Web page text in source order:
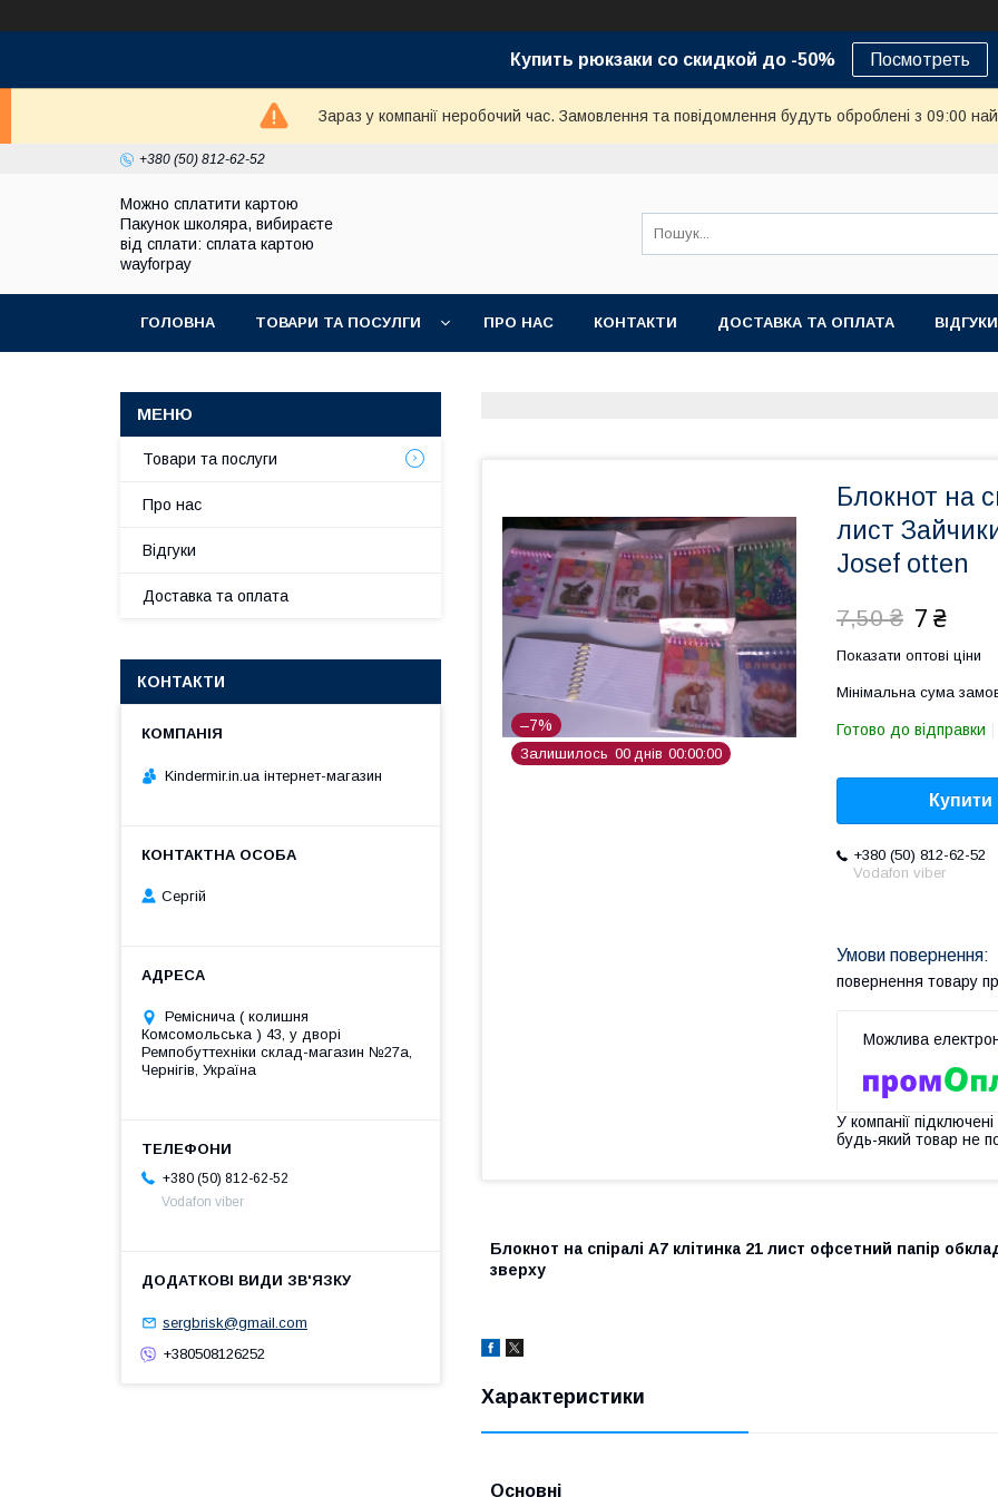
Купить рюкзаки со скидкой до -50% Посмотреть
Зараз у компанії неробочий час. Замовлення та повідомлення будуть оброблені з 09:00
+380 (50) 812-62-52
Можно сплатити картою
Пакунок школяра, вибираєте
від сплати: сплата картою
wayforpay
ГОЛОВНА ТОВАРИ ТА ПОСУЛГИ ПРО НАС КОНТАКТИ ДОСТАВКА ТА ОПЛАТА ВІДГУКИ
–7%
Залишилось 00 днів 00 00 00
Блокнот на
лист
Josef otten
7,50 ₴ 7 ₴
Показати оптові ціни
Мінімальна сума
Готово до відправки
Купити
+380 (50) 812-62-52
Vodafon viber
повернення товару
У компанії
будь-який товар не
Блокнот на спіралі А7 клітинка 21 лист офсетний папір
зверху
Характеристики
Основні
Товари та послуги
Про нас
Відгуки
Доставка та оплата
КОНТАКТИ
Kindermir.in.ua інтернет-магазин
Сергій
Реміснича ( колишня
Комсомольська ) 43, у дворі
Ремпобуттехніки склад-магазин №27a,
Чернігів, Україна
+380 (50) 812-62-52
Vodafon viber
sergbrisk@gmail.com
+380508126252